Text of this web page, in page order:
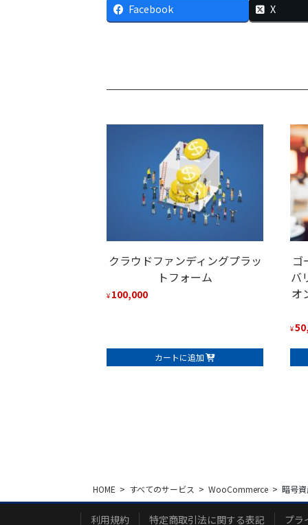
Facebook X
クラウドファンディングプラッ
トフォーム
¥ 100,000
カートに追加
ゴ
バ
オ
¥
HOME すべてのサービス WooCommerce 暗号
利用規約 特定商取引法に関する表記 プラ